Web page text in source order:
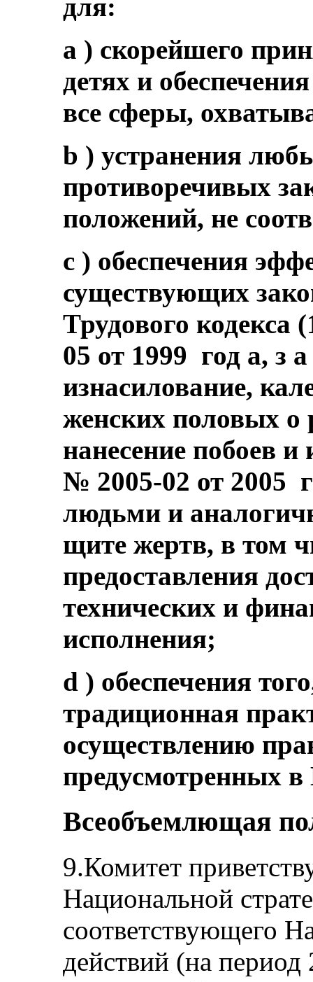
для:
a ) скорейшего
детях и
все сферы,
b ) устранения
противоречивых
положений, не
c ) обеспечения
существующих
Трудового
05 от 1999 год а, з
изнасилование,
женских половых о
нанесение побоев и
№ 2005-02 от 2005
людьми и
щите жертв, в том
предоставления
технических и
исполнения;
d ) обеспечения
традиционная
осуществлению
предусмотренных
Всеобъемлющая
9.Комитет
Национальной
соответствующего
действий (на период